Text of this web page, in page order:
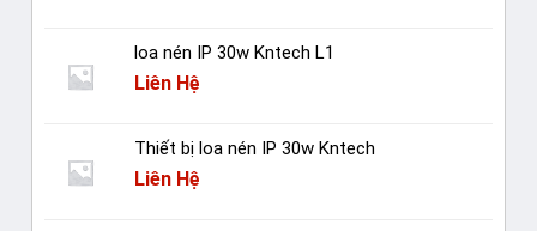
loa nén IP 30w Kntech L1
Liên Hệ
Thiết bị loa nén IP 30w Kntech
Liên Hệ